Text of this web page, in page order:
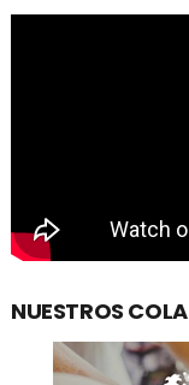
NUESTROS